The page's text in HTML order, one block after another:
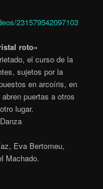
231579542097103
roto»
el curso de la
sujetos por la
en arcoíris, en
puertas a otros
lugar.
Eva Bertomeu,
Machado.